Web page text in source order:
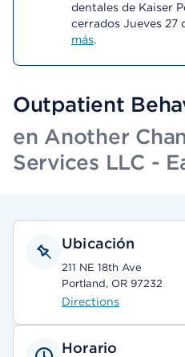
dentales de Kaiser
cerrados Jueves 27
más.
Outpatient
en Another
Services LLC -
Ubicación
211 NE 18th Ave
Portland, OR 97232
Directions
Horario